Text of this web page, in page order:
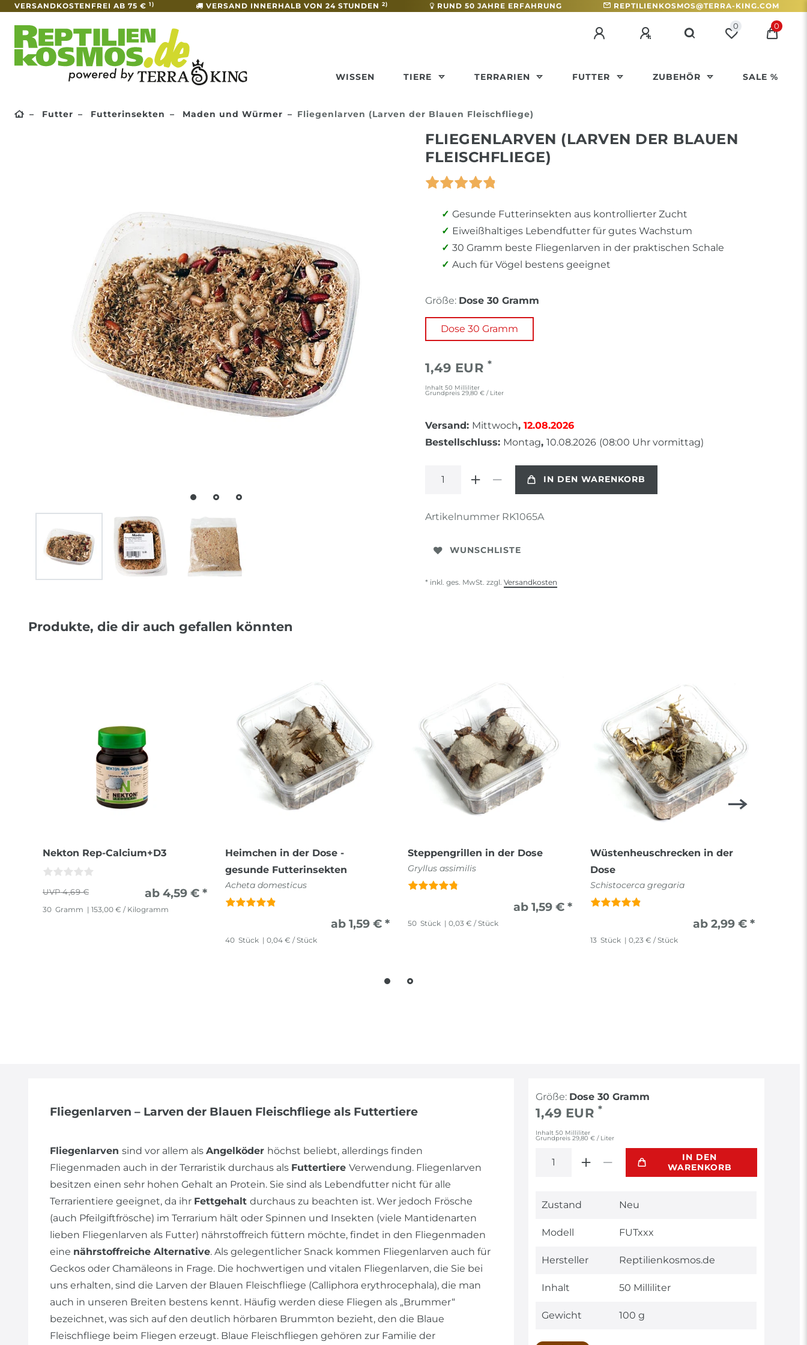
VERSANDKOSTENFREI AB 75 € 1) VERSAND INNERHALB VON 24 STUNDEN 2) RUND 50 JAHRE ERFAHRUNG REPTILIENKOSMOS@TERRA-KING.COM
0 0
WISSEN TIERE TERRARIEN FUTTER ZUBEHÖR SALE %
Futter Futterinsekten Maden und Würmer Fliegenlarven (Larven der Blauen Fleischfliege)
FLIEGENLARVEN (LARVEN DER BLAUEN
FLEISCHFLIEGE)
Gesunde Futterinsekten aus kontrollierter Zucht
Eiweißhaltiges Lebendfutter für gutes Wachstum
30 Gramm beste Fliegenlarven in der praktischen Schale
Auch für Vögel bestens geeignet
Größe: Dose 30 Gramm
Dose 30 Gramm
1,49 EUR *
Inhalt 50 Milliliter
Grundpreis 29,80 € / Liter
Versand: Mittwoch, 12.08.2026
Bestellschluss: Montag, 10.08.2026 (08:00 Uhr vormittag)
IN DEN WARENKORB
Artikelnummer RK1065A
WUNSCHLISTE
* inkl. ges. MwSt. zzgl. Versandkosten
Produkte, die dir auch gefallen könnten
Nekton Rep-Calcium+D3
4,69 € ab 4,59 € *
30 Gramm | 153,00 € / Kilogramm
Heimchen in der Dose -
gesunde Futterinsekten
Acheta domesticus
ab 1,59 € *
40 Stück | 0,04 € / Stück
Steppengrillen in der Dose
Gryllus assimilis
ab 1,59 € *
50 Stück | 0,03 € / Stück
Wüstenheuschrecken in der
Dose
Schistocerca gregaria
ab 2,99 € *
13 Stück | 0,23 € / Stück
Fliegenlarven – Larven der Blauen Fleischfliege als Futtertiere
Fliegenlarven sind vor allem als Angelköder höchst beliebt, allerdings finden
Fliegenmaden auch in der Terraristik durchaus als Futtertiere Verwendung. Fliegenlarven
besitzen einen sehr hohen Gehalt an Protein. Sie sind als Lebendfutter nicht für alle
Terrarientiere geeignet, da ihr Fettgehalt durchaus zu beachten ist. Wer jedoch Frösche
(auch Pfeilgiftfrösche) im Terrarium hält oder Spinnen und Insekten (viele Mantidenarten
lieben Fliegenlarven als Futter) nährstoffreich füttern möchte, findet in den Fliegenmaden
eine nährstoffreiche Alternative. Als gelegentlicher Snack kommen Fliegenlarven auch für
Geckos oder Chamäleons in Frage. Die hochwertigen und vitalen Fliegenlarven, die Sie bei
uns erhalten, sind die Larven der Blauen Fleischfliege (Calliphora erythrocephala), die man
auch in unseren Breiten bestens kennt. Häufig werden diese Fliegen als „Brummer“
bezeichnet, was sich auf den deutlich hörbaren Brummton bezieht, den die Blaue
Fleischfliege beim Fliegen erzeugt. Blaue Fleischfliegen gehören zur Familie der
Größe: Dose 30 Gramm
1,49 EUR *
Inhalt50 Milliliter
Grundpreis29,80 € / Liter
IN DEN
WARENKORB
Technisches
Wert
Zustand Neu
Modell FUTxxx
Hersteller Reptilienkosmos.de
Inhalt 50 Milliliter
Gewicht 100 g